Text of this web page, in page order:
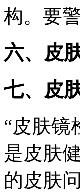
构。要
六、 皮
七、皮
“皮肤镜
是皮肤
的皮肤